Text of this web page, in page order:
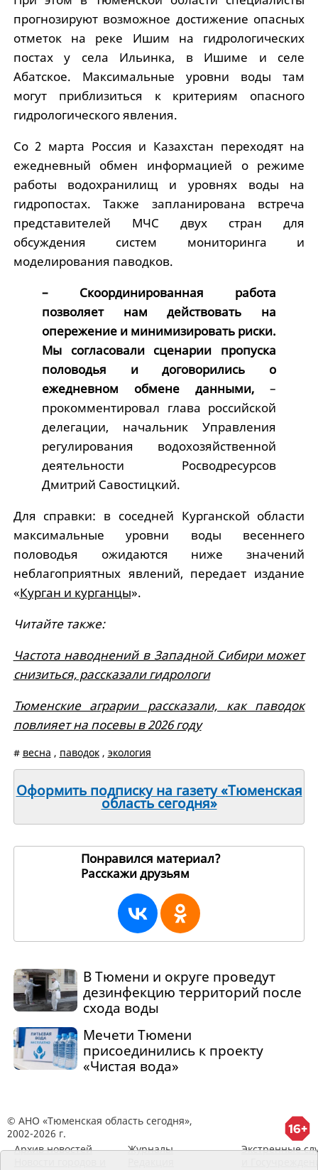
прогнозируют возможное достижение опасных
отметок на реке Ишим на гидрологических
постах у села Ильинка, в Ишиме и селе
Абатское. Максимальные уровни воды там
могут приблизиться к критериям опасного
гидрологического явления.
Со 2 марта Россия и Казахстан переходят на
ежедневный обмен информацией о режиме
работы водохранилищ и уровнях воды на
гидропостах. Также запланирована встреча
представителей МЧС двух стран для
обсуждения систем мониторинга и
моделирования паводков.
– Скоординированная работа
позволяет нам действовать на
опережение и минимизировать риски.
Мы согласовали сценарии пропуска
половодья и договорились о
ежедневном обмене данными,–
прокомментировал глава российской
делегации, начальник Управления
регулирования водохозяйственной
деятельности Росводресурсов
Дмитрий Савостицкий.
Для справки: в соседней Курганской области
максимальные уровни воды весеннего
половодья ожидаются ниже значений
неблагоприятных явлений, передает издание
«Курган и курганцы».
Читайте также:
Частота наводнений в Западной Сибири может
снизиться, рассказали гидрологи
Тюменские аграрии рассказали, как паводок
повлияет на посевы в 2026 году
# весна , паводок, экология
Оформить подписку на газету «Тюменская
область сегодня»
Понравился материал?
Расскажи друзьям
В Тюмени и округе проведут
дезинфекцию территорий после
схода воды
Мечети Тюмени
присоединились к проекту
«Чистая вода»
© АНО «Тюменская область сегодня»,
2002-2026 г.
Архив новостей
Журналы
Экстренные